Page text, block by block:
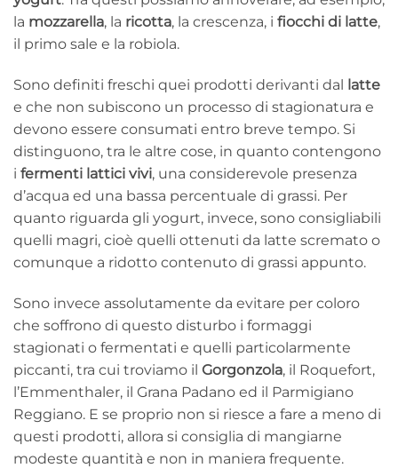
la mozzarella, la ricotta, la crescenza, i fiocchi di latte,
il primo sale e la robiola.
Sono definiti freschi quei prodotti derivanti dal latte
e che non subiscono un processo di stagionatura e
devono essere consumati entro breve tempo. Si
distinguono, tra le altre cose, in quanto contengono
i fermenti lattici vivi, una considerevole presenza
d’acqua ed una bassa percentuale di grassi. Per
quanto riguarda gli yogurt, invece, sono consigliabili
quelli magri, cioè quelli ottenuti da latte scremato o
comunque a ridotto contenuto di grassi appunto.
Sono invece assolutamente da evitare per coloro
che soffrono di questo disturbo i formaggi
stagionati o fermentati e quelli particolarmente
piccanti, tra cui troviamo il Gorgonzola, il Roquefort,
l’Emmenthaler, il Grana Padano ed il Parmigiano
Reggiano. E se proprio non si riesce a fare a meno di
questi prodotti, allora si consiglia di mangiarne
modeste quantità e non in maniera frequente.